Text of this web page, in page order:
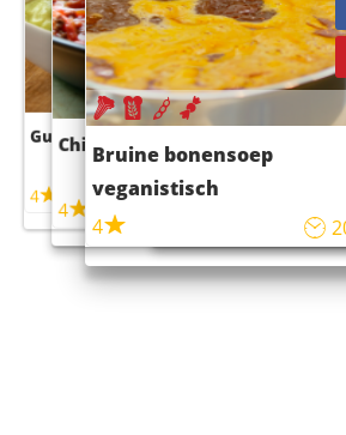
Guacamole
4
Chili con carne
4
Bruine bonensoep
veganistisch
4
Sushi rijstsalade
maaltijdsalade
4